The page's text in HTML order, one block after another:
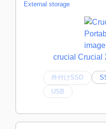
External storage
crucial Crucial
外付けSSD
USB